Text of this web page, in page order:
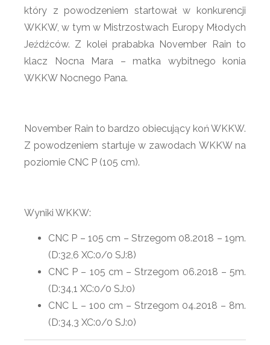
który z powodzeniem startował w konkurencji
WKKW, w tym w Mistrzostwach Europy Młodych
Jeźdźców. Z kolei prababka November Rain to
klacz Nocna Mara – matka wybitnego konia
WKKW Nocnego Pana.
November Rain to bardzo obiecujący koń WKKW.
Z powodzeniem startuje w zawodach WKKW na
poziomie CNC P (105 cm).
Wyniki WKKW:
CNC P – 105 cm – Strzegom 08.2018 – 19m.
(D:32,6 XC:0/0 SJ:8)
CNC P – 105 cm – Strzegom 06.2018 – 5m.
(D:34,1 XC:0/0 SJ:0)
CNC L – 100 cm – Strzegom 04.2018 – 8m.
(D:34,3 XC:0/0 SJ:0)